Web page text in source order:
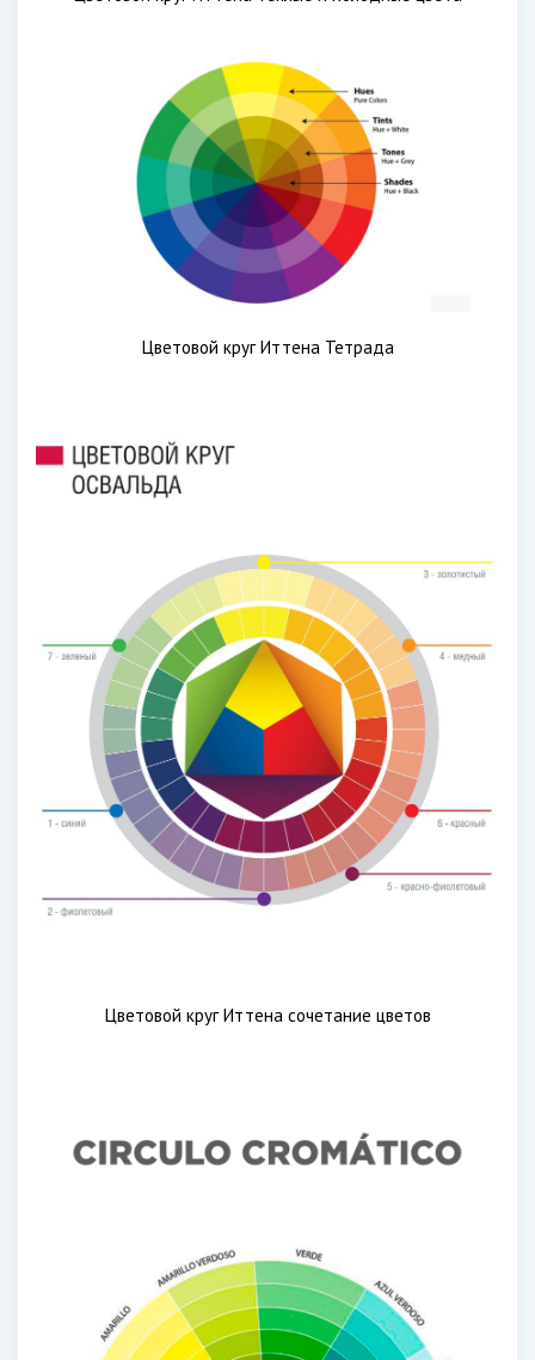
Цветовой круг Иттена Тетрада
Цветовой круг Иттена сочетание цветов